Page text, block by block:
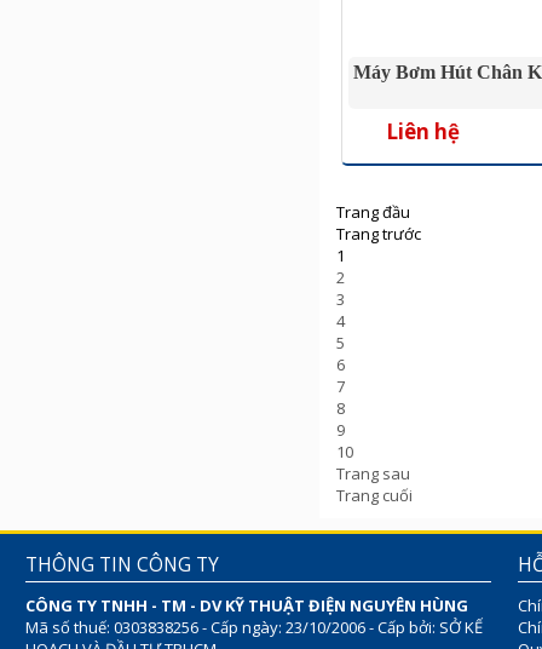
Máy Bơm Hút Chân
Liên hệ
Trang đầu
Trang trước
1
2
3
4
5
6
7
8
9
10
Trang sau
Trang cuối
THÔNG TIN CÔNG TY
CÔNG TY TNHH - TM - DV KỸ THUẬT ĐIỆN NGUYÊN HÙNG
Mã số thuế: 0303838256 - Cấp ngày: 23/10/2006 - Cấp bởi: SỞ KẾ